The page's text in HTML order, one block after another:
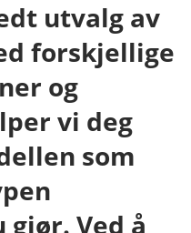
utvalg av
forskjellige
og
vi deg
som
Ved å